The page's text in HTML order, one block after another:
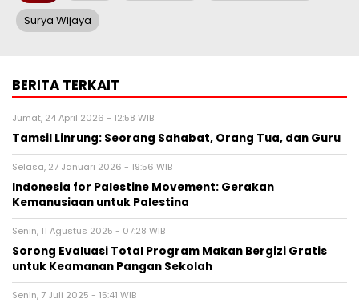
Surya Wijaya
BERITA TERKAIT
Jumat, 24 April 2026 - 12:58 WIB
Tamsil Linrung: Seorang Sahabat, Orang Tua, dan Guru
Selasa, 27 Januari 2026 - 19:56 WIB
Indonesia for Palestine Movement: Gerakan
Kemanusiaan untuk Palestina
Senin, 11 Agustus 2025 - 07:28 WIB
Sorong Evaluasi Total Program Makan Bergizi Gratis
untuk Keamanan Pangan Sekolah
Senin, 7 Juli 2025 - 15:41 WIB